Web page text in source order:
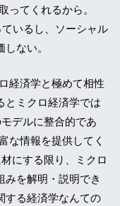
ってくれるから。
いるし、ソーシャル
ない。
経済学と極めて相性
とミクロ経済学では
デルに整合的であ
な情報を提供してく
にする限り、ミクロ
みを解明・説明でき
する経済学なんての